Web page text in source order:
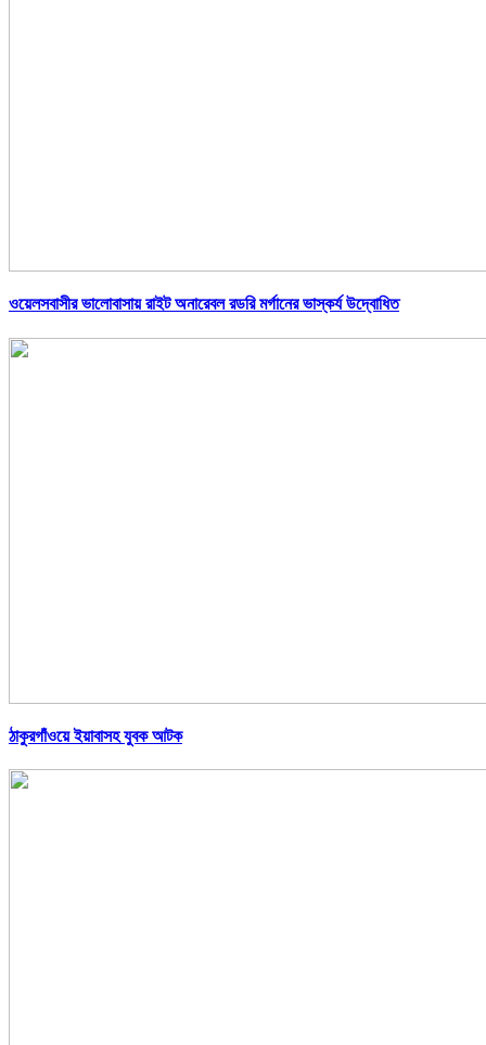
ওয়েলসবাসীর ভালোবাসায় রাইট অনারেবল রডরি মর্গানের ভাস্কর্য উদ্বোধিত
ঠাকুরগাঁওয়ে ইয়াবাসহ যুবক আটক